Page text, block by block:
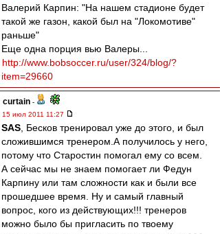
Валерий Карпин: "На нашем стадионе будет
такой же газон, какой был на "Локомотиве"
раньше"
Еще одна порция вью Валеры...
http://www.bobsoccer.ru/user/324/blog/?
item=29660
curtain -
15 июл 2011 11:27
SAS , Бесков тренировал уже до этого, и был
сложившимся тренером.А получилось у него,
потому что Старостин помогал ему со всем.
А сейчас мы не знаем помогает ли Федун
Карпину или там сложности как и были все
прошедшее время. Ну и самый главный
вопрос, кого из действующих!!! тренеров
можно было бы пригласить по твоему